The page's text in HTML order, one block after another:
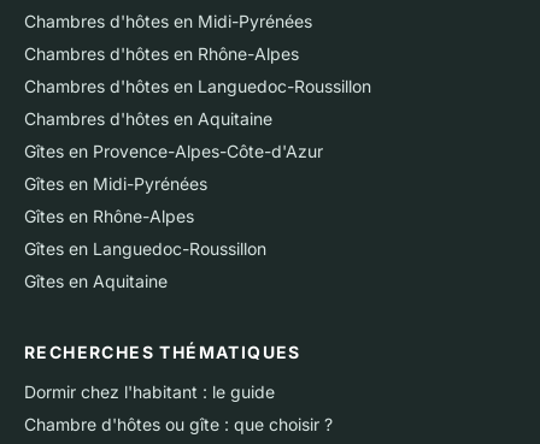
Chambres d'hôtes en Midi-Pyrénées
Chambres d'hôtes en Rhône-Alpes
Chambres d'hôtes en Languedoc-Roussillon
Chambres d'hôtes en Aquitaine
Gîtes en Provence-Alpes-Côte-d'Azur
Gîtes en Midi-Pyrénées
Gîtes en Rhône-Alpes
Gîtes en Languedoc-Roussillon
Gîtes en Aquitaine
RECHERCHES THÉMATIQUES
Dormir chez l'habitant : le guide
Chambre d'hôtes ou gîte : que choisir ?